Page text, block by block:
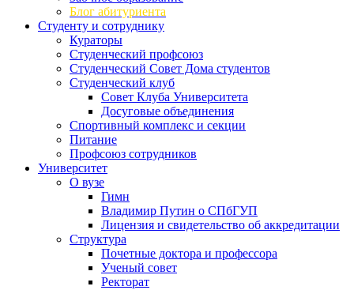
Блог абитуриента
Студенту и сотруднику
Кураторы
Студенческий профсоюз
Студенческий Совет Дома студентов
Студенческий клуб
Совет Клуба Университета
Досуговые объединения
Спортивный комплекс и секции
Питание
Профсоюз сотрудников
Университет
О вузе
Гимн
Владимир Путин о СПбГУП
Лицензия и свидетельство об аккредитации
Структура
Почетные доктора и профессора
Ученый совет
Ректорат